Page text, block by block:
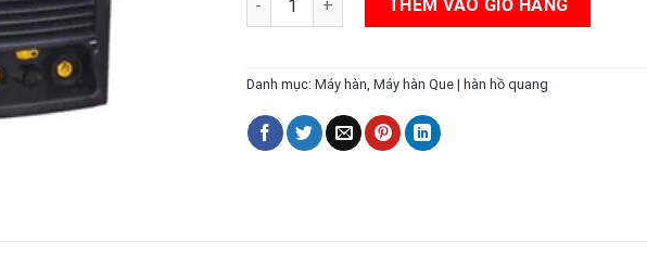
THÊM VÀO GIỎ HÀNG
Danh mục: Máy hàn, Máy hàn Que | hàn hồ quang